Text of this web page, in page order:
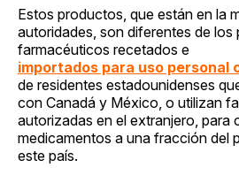
Estos productos, que están en la
autoridades, son diferentes de los
farmacéuticos recetados e
importados para uso personal
de residentes estadounidenses
con Canadá y México, o utilizan
autorizadas en el extranjero, para
medicamentos a una fracción del
este país.